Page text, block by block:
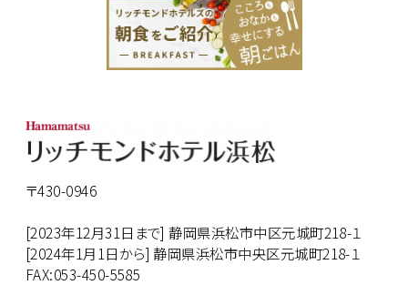
〒430-0946
[2023年12月31日まで] 静岡県浜松市中区元城町218-１
[2024年1月1日から] 静岡県浜松市中央区元城町218-１
FAX:053-450-5585